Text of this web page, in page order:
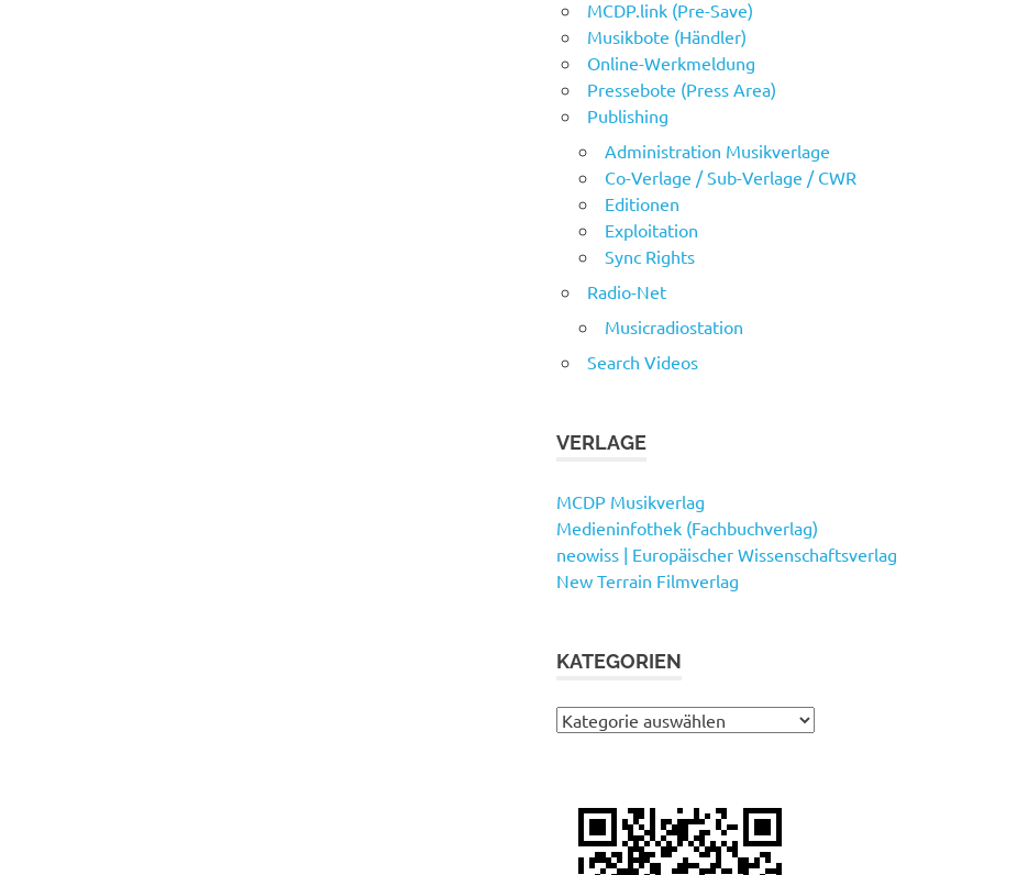
MCDP.link (Pre-Save)
Musikbote (Händler)
Online-Werkmeldung
Pressebote (Press Area)
Publishing
Administration Musikverlage
Co-Verlage / Sub-Verlage / CWR
Editionen
Exploitation
Sync Rights
Radio-Net
Musicradiostation
Search Videos
VERLAGE
MCDP Musikverlag
Medieninfothek (Fachbuchverlag)
neowiss | Europäischer Wissenschaftsverlag
New Terrain Filmverlag
KATEGORIEN
Kategorien